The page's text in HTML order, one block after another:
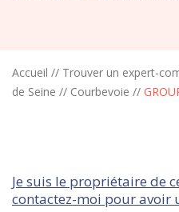
Accueil // Trouver un expert-
de Seine // Courbevoie //
Je suis le propriétaire de
contactez-moi pour avoir